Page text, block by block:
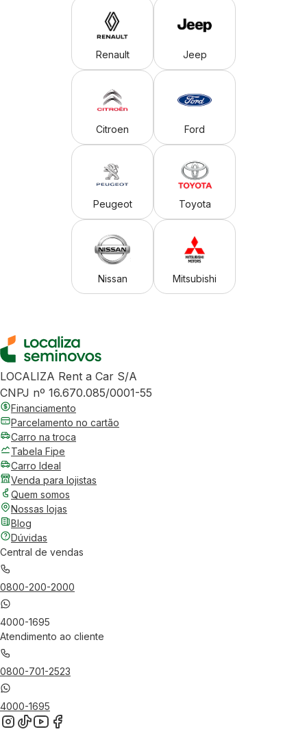
Renault Jeep
Citroen Ford
Peugeot Toyota
Nissan Mitsubishi
LOCALIZA Rent a Car S/A
CNPJ nº 16.670.085/0001-55
Financiamento
Parcelamento no cartão
Carro na troca
Tabela Fipe
Carro Ideal
Venda para lojistas
Quem somos
Nossas lojas
Blog
Dúvidas
Central de vendas
0800-200-2000
4000-1695
Atendimento ao cliente
0800-701-2523
4000-1695